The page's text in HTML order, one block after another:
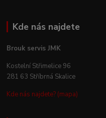
Kde nás najdete
Brouk servis JMK
Kostelní Střimelice 96
281 63 Stříbrná Skalice
Kde nás najdete? (mapa)